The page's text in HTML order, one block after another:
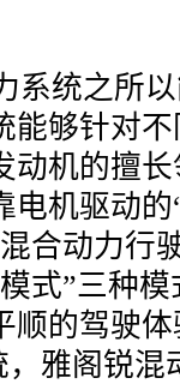
统之所以
能够针对
动机的擅
机驱动
合动力行
式”三种
顺的驾驶
雅阁锐混